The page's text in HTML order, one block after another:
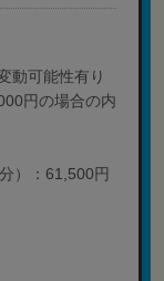
動可能性有り
円の場合の内
）：61,500円